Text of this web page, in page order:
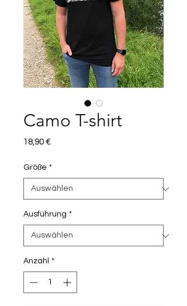
Camo T-shirt
18,90 €Preis
Größe *
Ausführung *
Anzahl *